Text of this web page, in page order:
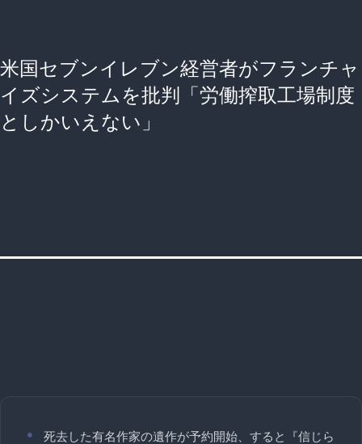
米国セブンイレブン経営者がフランチャ
イズシステムを批判「労働搾取工場制度
としかいえない」
死去した有名作家の遺作が予約開始、すると『信じら